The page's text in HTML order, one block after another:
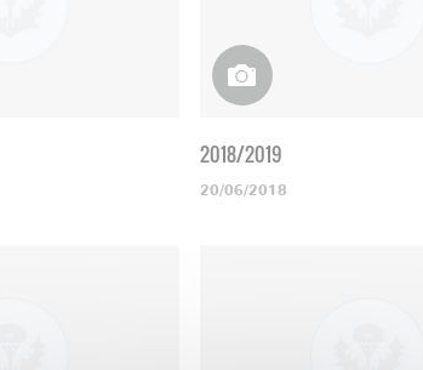
2018/2019
20/06/2018